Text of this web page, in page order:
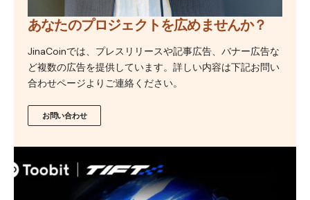
あなたのプロジェクトを広めませんか？
JinaCoinでは、プレスリリースや記事広告、バナー広告な
ど複数の広告を提供しています。詳しい内容は下記お問い
合わせページよりご連絡ください。
お問い合わせ